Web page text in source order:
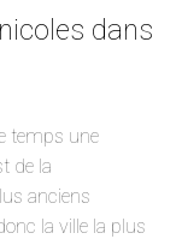
dans
temps une
de la
anciens
la ville la plus